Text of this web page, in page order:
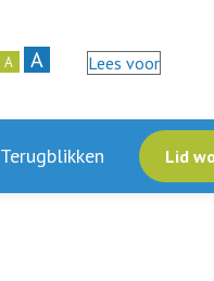
A A Lees voor
Terugblikken Lid